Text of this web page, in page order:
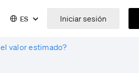
ES Iniciar sesión
valor estimado?